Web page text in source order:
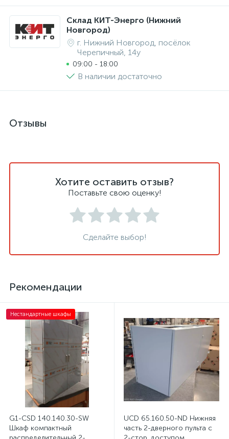
Склад КИТ-Энерго (Нижний
Новгород)
г. Нижний Новгород, посёлок
Черепичный, 14у
09:00 - 18:00
В наличии достаточно
Отзывы
Хотите оставить отзыв?
Поставьте свою оценку!
Сделайте выбор!
Рекомендации
Нестандартные шкафы
G1-CSD 140.140.30-SW
Шкаф компактный
UCD 65.160.50-ND Нижняя
часть 2-дверного пульта с